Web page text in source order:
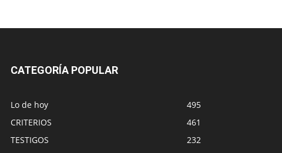
CATEGORÍA POPULAR
Lo de hoy
495
CRITERIOS
461
TESTIGOS
232